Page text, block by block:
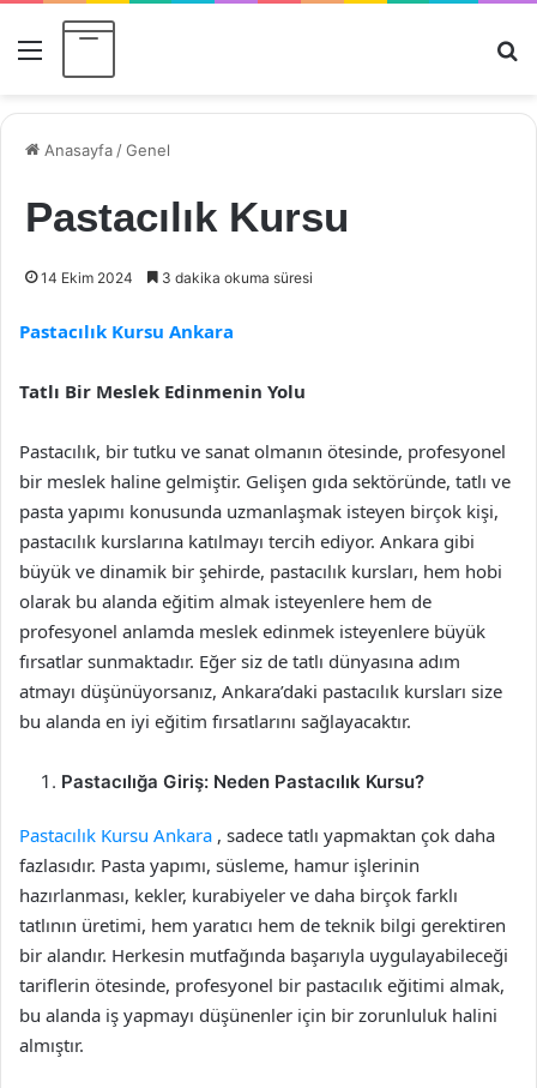
Menü
Anasayfa /Genel
Pastacılık Kursu
14 Ekim 2024 3 dakika okuma süresi
Pastacılık Kursu Ankara
Tatlı Bir Meslek Edinmenin Yolu
Pastacılık, bir tutku ve sanat olmanın ötesinde, profesyonel
bir meslek haline gelmiştir. Gelişen gıda sektöründe, tatlı ve
pasta yapımı konusunda uzmanlaşmak isteyen birçok kişi,
pastacılık kurslarına katılmayı tercih ediyor. Ankara gibi
büyük ve dinamik bir şehirde, pastacılık kursları, hem hobi
olarak bu alanda eğitim almak isteyenlere hem de
profesyonel anlamda meslek edinmek isteyenlere büyük
fırsatlar sunmaktadır. Eğer siz de tatlı dünyasına adım
atmayı düşünüyorsanız, Ankara’daki pastacılık kursları size
bu alanda en iyi eğitim fırsatlarını sağlayacaktır.
Pastacılığa Giriş: Neden Pastacılık Kursu?
Pastacılık Kursu Ankara , sadece tatlı yapmaktan çok daha
fazlasıdır. Pasta yapımı, süsleme, hamur işlerinin
hazırlanması, kekler, kurabiyeler ve daha birçok farklı
tatlının üretimi, hem yaratıcı hem de teknik bilgi gerektiren
bir alandır. Herkesin mutfağında başarıyla uygulayabileceği
tariflerin ötesinde, profesyonel bir pastacılık eğitimi almak,
bu alanda iş yapmayı düşünenler için bir zorunluluk halini
almıştır.